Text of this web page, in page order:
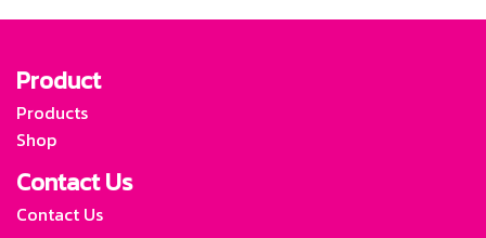
Product
Products
Shop
Contact Us
Contact Us